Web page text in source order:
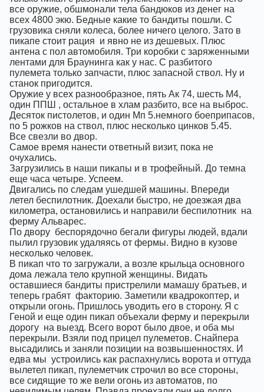
все оружие, обшмонали тела бандюков из денег на
всех 4800 экю. Бедные какие то бандиты пошли. С
грузовика сняли колеса, более ничего целого. Зато в
пикапе стоит рация и явно не из дешевых. Плюс
антена с пол автомобиля. Три коробки с заряженными
лентами для Браунинга как у нас. С разбитого
пулемета только запчасти, плюс запасной ствол. Ну и
станок пригодится.
Оружие у всех разнообразное, пять Ак 74, шесть М4,
один ППШ , остальное в хлам разбито, все на выброс.
Десяток пистолетов, и один Мп 5.немного боеприпасов,
по 5 рожков на ствол, плюс несколько цинков 5.45.
Все свезли во двор.
Самое время нанести ответный визит, пока не
очухались.
Загрузились в наши пикапы и в трофейный. До темна
еще часа четыре. Успеем.
Двигались по следам ушедшей машины. Впереди
летел беспилотник. Доехали быстро, не доезжая два
километра, остановились и направили беспилотник на
ферму Альварес.
По двору беспорядочно бегали фигуры людей, вдали
пылил грузовик удаляясь от фермы. Видно в кузове
несколько человек.
В пикап что то загружали, а возле крыльца основного
дома лежала тело крупной женщины. Видать
оставшиеся бандиты пристрелили мамашу братьев, и
теперь грабят факторию. Заметили квадрокоптер, и
открыли огонь. Пришлось уводить его в сторону. Я с
Геной и еще один пикап объехали ферму и перекрыли
дорогу на выезд. Всего ворот было двое, и оба мы
перекрыли. Взяли под прицел пулеметов. Снайпера
высадились и заняли позиции на возвышенностях. И
едва мы устроились как распахнулись ворота и оттуда
вылетел пикап, пулеметчик строчил во все стороны,
все сидящие то же вели огонь из автоматов, по